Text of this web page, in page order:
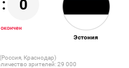
: 0
Эстония
Краснодар)
зрителей: 29 000